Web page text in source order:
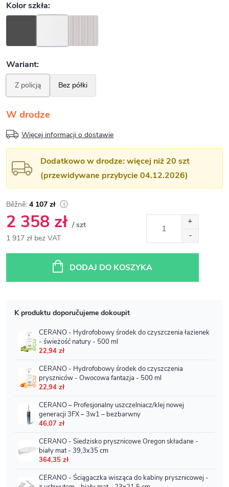
W drodze
Więcej informacji o dostawie
Dodatkowo w drodze: więcej niż 20 szt
(przewidywane przybycie 04.12.2026)
4 107 zł
2 358 zł / szt
1 917 zł bez VAT
DODAJ DO KOSZYKA